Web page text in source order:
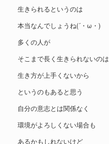
生きられるというのは
本当なんでしょうね(´・ω・)
多くの人が
そこまで長く生きられないのは
生き方が上手くないから
というのもあると思う
自分の意志とは関係なく
環境がよろしくない場合も
あるかもしれないけど